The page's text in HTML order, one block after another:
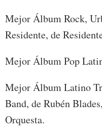
Mejor Álbum Rock,
Residente, de
​Mejor Álbum Pop
Mejor Álbum Latino
Band, de Rubén
Orquesta.